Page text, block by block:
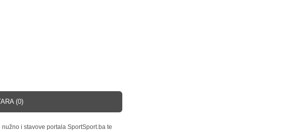
(0)
i stavove portala SportSport.ba te